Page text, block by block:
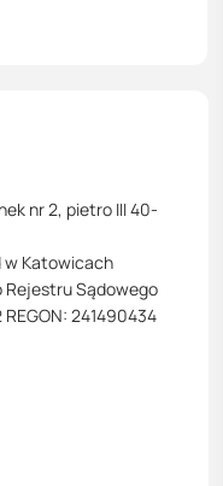
nr 2, pietro III 40-
w Katowicach
Rejestru Sądowego
241490434